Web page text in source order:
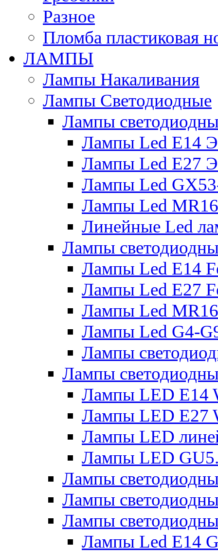
Разное
Пломба пластиковая
ЛАМПЫ
Лампы Накаливания
Лампы Светодиодные
Лампы
Лампы Led E14
Лампы Led E27
Лампы Led
Лампы Led
Линейные Led
Лампы
Лампы Led E14
Лампы Led E27
Лампы Led
Лампы Led G4-
Лампы
Лампы
Лампы LED E14
Лампы LED E27
Лампы LED
Лампы LED
Лампы
Лампы
Лампы
Лампы Led Е14